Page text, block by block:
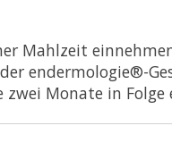
Mahlzeit
endermologie®-
zwei Monate in Folge